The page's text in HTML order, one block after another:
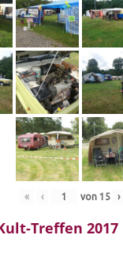
« ‹ von 15 ›
Treffen